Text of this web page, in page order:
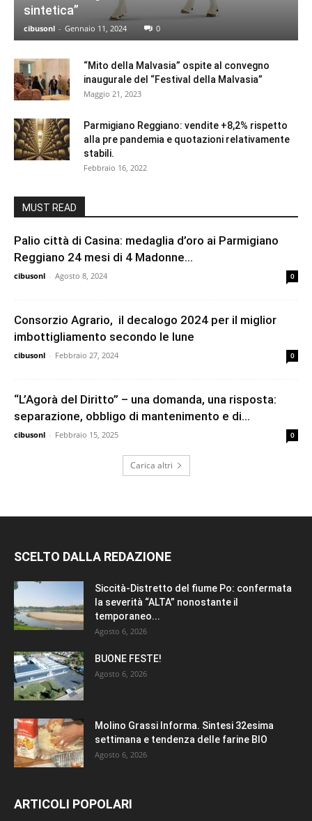
sintetica”
cibusonl - Gennaio 11, 2024 0
“Mito della Malvasia” ospite al convegno
inaugurale del “Festival della Malvasia”
Maggio 21, 2023
Parmigiano Reggiano: vendite +8,2% rispetto
alla pre pandemia e quotazioni relativamente
stabili.
Febbraio 16, 2022
MUST READ
Palio città di Casina: medaglia d’oro ai Parmigiano
Reggiano 24 mesi di 4 Madonne...
cibusonl - Agosto 8, 2024 0
Consorzio Agrario, il decalogo 2024 per il miglior
imbottigliamento secondo le lune
cibusonl - Febbraio 27, 2024 0
“L’Agorà del Diritto” – una domanda, una risposta:
separazione, obbligo di mantenimento e di...
cibusonl - Febbraio 15, 2025 0
Carica altri
SCELTO DALLA REDAZIONE
Siccità-Distretto del fiume Po: confermata
la severità “ALTA” nonostante il
temporaneo...
Agosto 6, 2026
BUONE FESTE!
Agosto 6, 2026
Molino Grassi Informa. Sintesi 32esima
settimana e tendenza delle farine BIO
Agosto 6, 2026
ARTICOLI POPOLARI